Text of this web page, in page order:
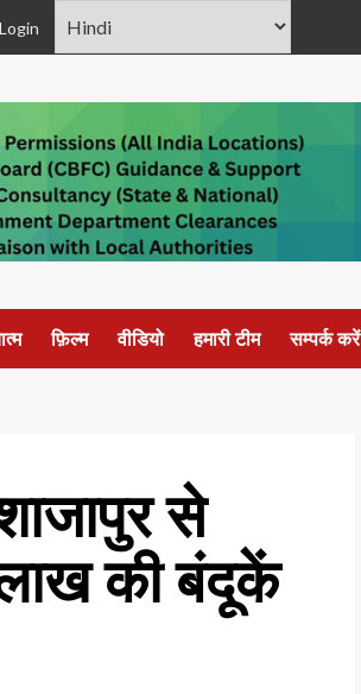
फ़िल्म वीडियो हमारी टीम सम्पर्क करें
से
लाख की बंदूकें